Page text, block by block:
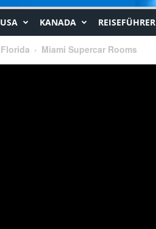
USA KANADA REISEFÜHRER
Florida Miami Supercar Rooms